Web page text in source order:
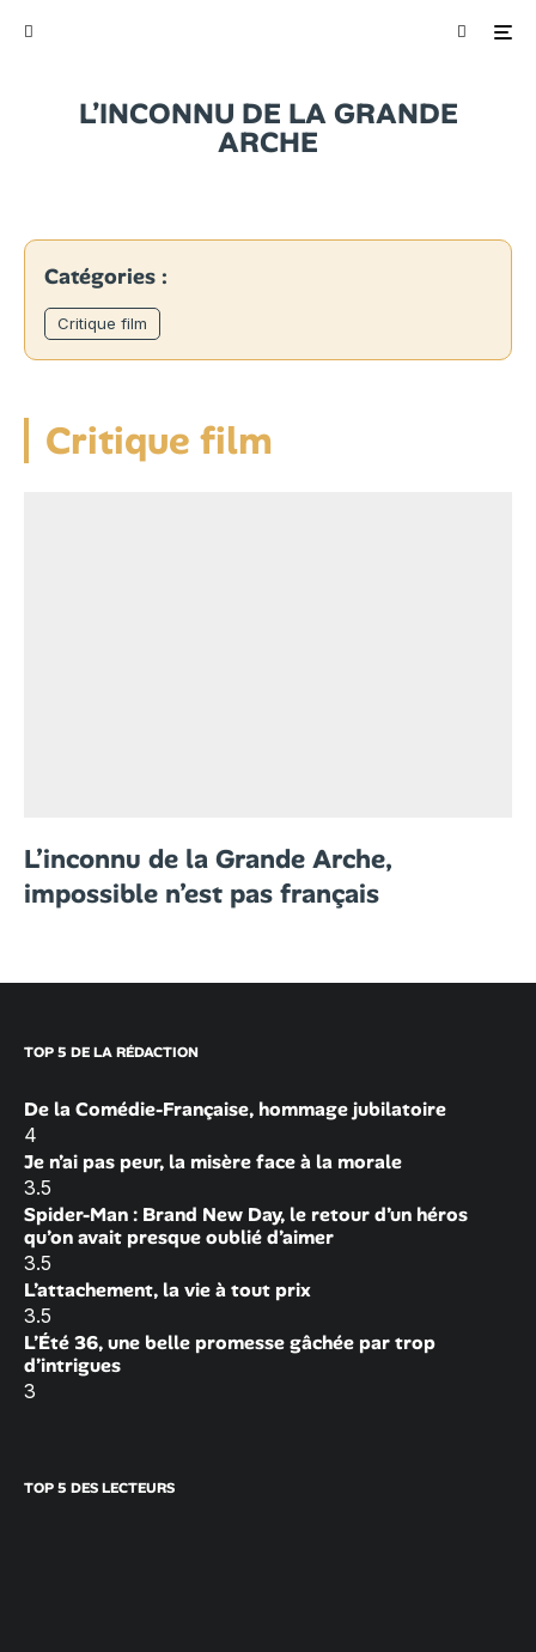
L’INCONNU DE LA GRANDE
ARCHE
Catégories :
Critique film
Critique film
L’inconnu de la Grande Arche,
impossible n’est pas français
TOP 5 DE LA RÉDACTION
De la Comédie-Française, hommage jubilatoire
4
Je n’ai pas peur, la misère face à la morale
3.5
Spider-Man : Brand New Day, le retour d’un héros
qu’on avait presque oublié d’aimer
3.5
L’attachement, la vie à tout prix
3.5
L’Été 36, une belle promesse gâchée par trop
d’intrigues
3
TOP 5 DES LECTEURS